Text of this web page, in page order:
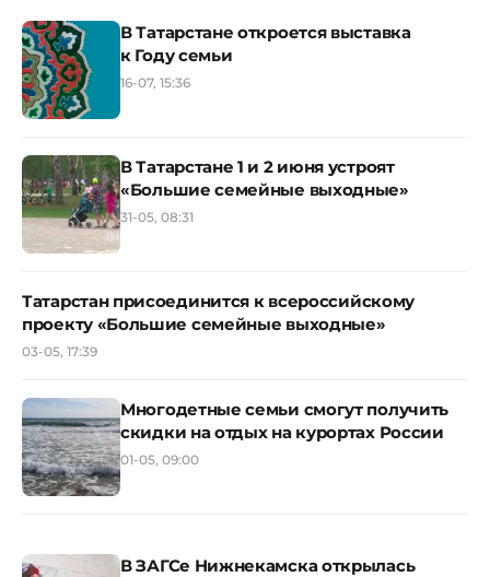
В Татарстане откроется выставка
к Году семьи
16-07, 15:36
В Татарстане 1 и 2 июня устроят
«Большие семейные выходные»
31-05, 08:31
Татарстан присоединится к всероссийскому
проекту «Большие семейные выходные»
03-05, 17:39
Многодетные семьи смогут получить
скидки на отдых на курортах России
01-05, 09:00
В ЗАГСе Нижнекамска открылась